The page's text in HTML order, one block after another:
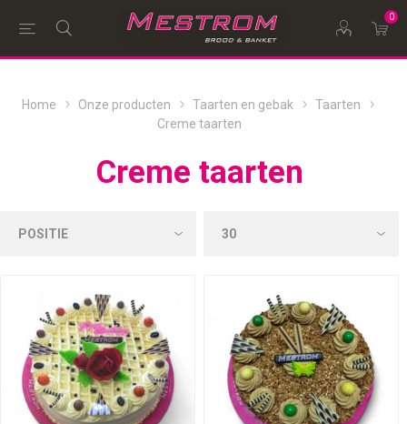
0
Home Onze producten Taarten en gebak
Taarten
Creme taarten
Creme taarten